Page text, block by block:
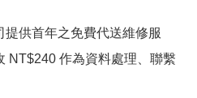
供首年之免費代送維修服
NT$240 作為資料處理、聯繫